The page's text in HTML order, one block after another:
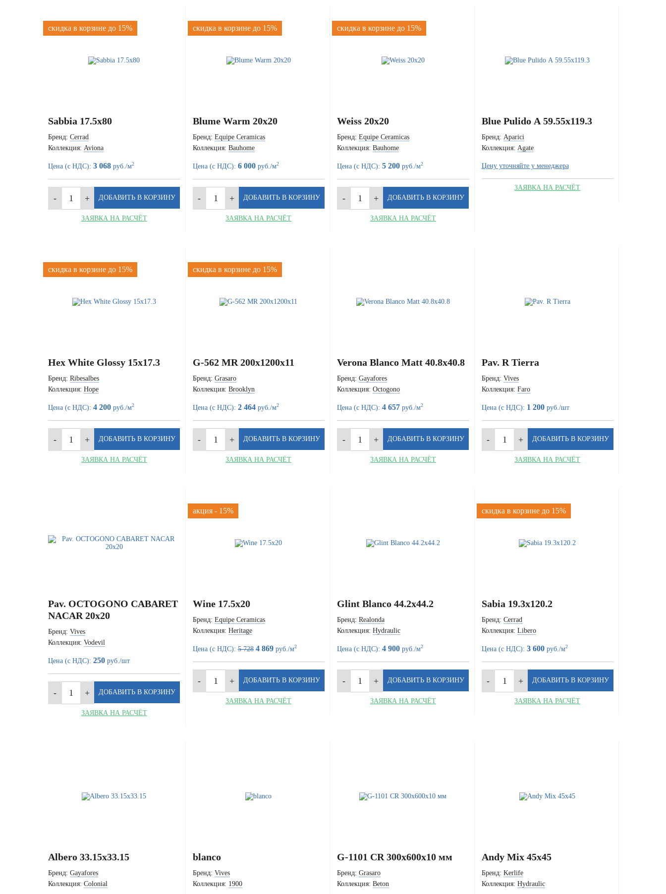
скидка в корзине до 15%
Sabbia 17.5x80
Бренд: Cerrad
Коллекция: Aviona
Цена (с НДС): 3 068 руб./м2
ЗАЯВКА НА РАСЧЁТ
скидка в корзине до 15%
Blume Warm 20x20
Бренд: Equipe Ceramicas
Коллекция: Bauhome
Цена (с НДС): 6 000руб./м2
ЗАЯВКА НА РАСЧЁТ
скидка в корзине до 15%
Weiss 20x20
Бренд: Equipe Ceramicas
Коллекция: Bauhome
Цена (с НДС): 5 200 руб./м2
ЗАЯВКА НА РАСЧЁТ
Blue Pulido А 59.55x119.3
Бренд: Aparici
Коллекция: Agate
Цену уточняйте у менеджера
ЗАЯВКА НА РАСЧЁТ
скидка в корзине до 15%
Hex White Glossy 15x17.3
Бренд: Ribesalbes
Коллекция: Hope
Цена (с НДС): 4 200 руб./м2
ЗАЯВКА НА РАСЧЁТ
скидка в корзине до 15%
G-562 MR 200x1200x11
Бренд: Grasaro
Коллекция: Brooklyn
Цена (с НДС): 2 464руб./м2
ЗАЯВКА НА РАСЧЁТ
Verona Blanco Matt 40.8x40.8
Бренд: Gayafores
Коллекция: Octogono
Цена (с НДС): 4 657 руб./м2
ЗАЯВКА НА РАСЧЁТ
Pav. R Tierra
Бренд: Vives
Коллекция: Faro
Цена (с НДС): 1 200руб./шт
ЗАЯВКА НА РАСЧЁТ
Pav. OCTOGONO CABARET
NACAR 20x20
Бренд: Vives
Коллекция: Vodevil
Цена (с НДС): 250 руб./шт
ЗАЯВКА НА РАСЧЁТ
акция - 15%
Wine 17.5x20
Бренд: Equipe Ceramicas
Коллекция: Heritage
Цена (с НДС):5 728 4 869руб./м2
ЗАЯВКА НА РАСЧЁТ
Glint Blanco 44.2x44.2
Бренд: Realonda
Коллекция: Hydraulic
Цена (с НДС): 4 900 руб./м2
ЗАЯВКА НА РАСЧЁТ
скидка в корзине до 15%
Sabia 19.3x120.2
Бренд: Cerrad
Коллекция: Libero
Цена (с НДС): 3 600руб./м2
ЗАЯВКА НА РАСЧЁТ
Albero 33.15x33.15
Бренд: Gayafores
Коллекция: Colonial
blanco
Бренд: Vives
Коллекция: 1900
G-1101 CR 300x600x10 мм
Бренд: Grasaro
Коллекция: Beton
Andy Mix 45x45
Бренд: Kerlife
Коллекция: Hydraulic